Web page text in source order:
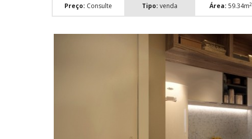
Preço: Consulte Tipo: venda Área: 59.34m2